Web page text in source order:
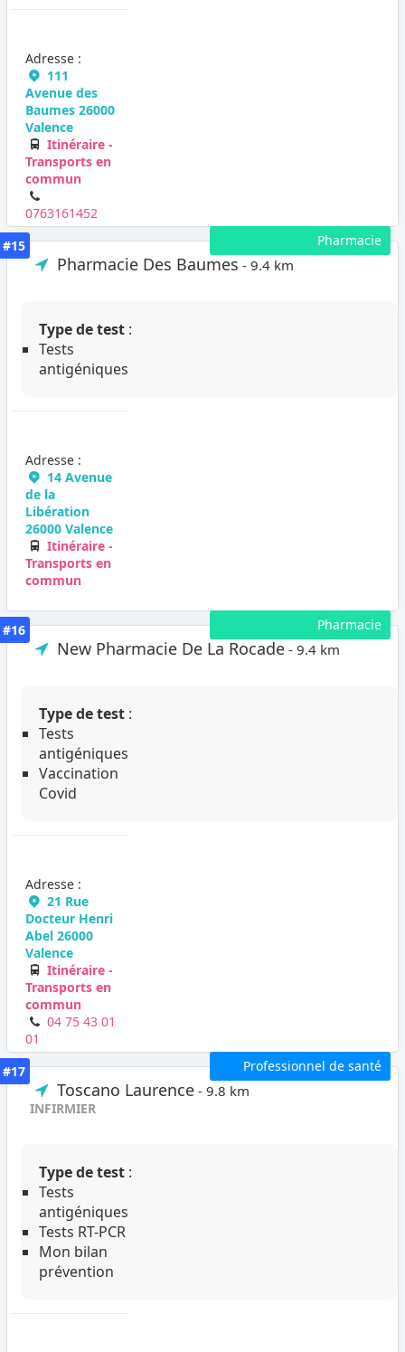
Adresse :
111
Avenue des
Baumes 26000
Valence
Itinéraire -
Transports en
commun
0763161452
Pharmacie
#15
Pharmacie Des Baumes - 9.4 km
Type de test :
Tests
antigéniques
Adresse :
14 Avenue
de la
Libération
26000 Valence
Itinéraire -
Transports en
commun
Pharmacie
#16
New Pharmacie De La Rocade - 9.4 km
Type de test :
Tests
antigéniques
Vaccination
Covid
Adresse :
21 Rue
Docteur Henri
Abel 26000
Valence
Itinéraire -
Transports en
commun
04 75 43 01
01
Professionnel de santé
#17
Toscano Laurence - 9.8 km
INFIRMIER
Type de test :
Tests
antigéniques
Tests RT-PCR
Mon bilan
prévention